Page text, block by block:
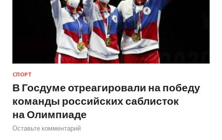
СПОРТ
В Госдуме отреагировали на победу
команды российских саблисток
на Олимпиаде
Оставьте комментарий